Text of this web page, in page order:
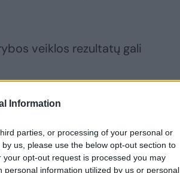
Information
parties, or processing of your personal or
us, please use the below opt-out section to
opt-out request is processed you may
information utilized by us or personal
veiklos rezultatų gali